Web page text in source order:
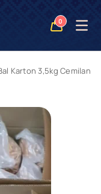
0
Open
Karton 3,5kg Cemilan